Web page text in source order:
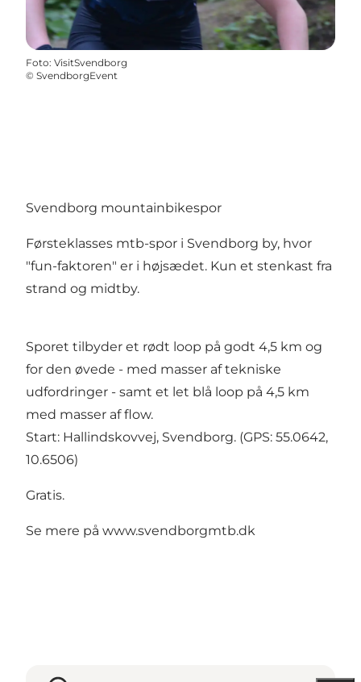
Foto: VisitSvendborg
© SvendborgEvent
Svendborg mountainbikespor
Førsteklasses mtb-spor i Svendborg by, hvor
"fun-faktoren" er i højsædet. Kun et stenkast fra
strand og midtby.
Sporet tilbyder et rødt loop på godt 4,5 km og
for den øvede - med masser af tekniske
udfordringer - samt et let blå loop på 4,5 km
med masser af flow.
Start: Hallindskovvej, Svendborg. (GPS: 55.0642,
10.6506)
Gratis.
Se mere på www.svendborgmtb.dk